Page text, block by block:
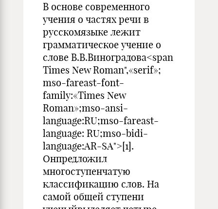
В основе современного
учения о частях речи в
русскомязыке лежит
грамматическое учение о
слове В.В.Виногра­дова<span
Times New Roman",«serif»;
mso-fareast-font-
family:«Times New
Roman»;mso-ansi-
language:RU;mso-fareast-
language: RU;mso-bidi-
language:AR-SA">[1].
Онпредложил
многоступенчатую
классификацию слов. На
самой общей ступени